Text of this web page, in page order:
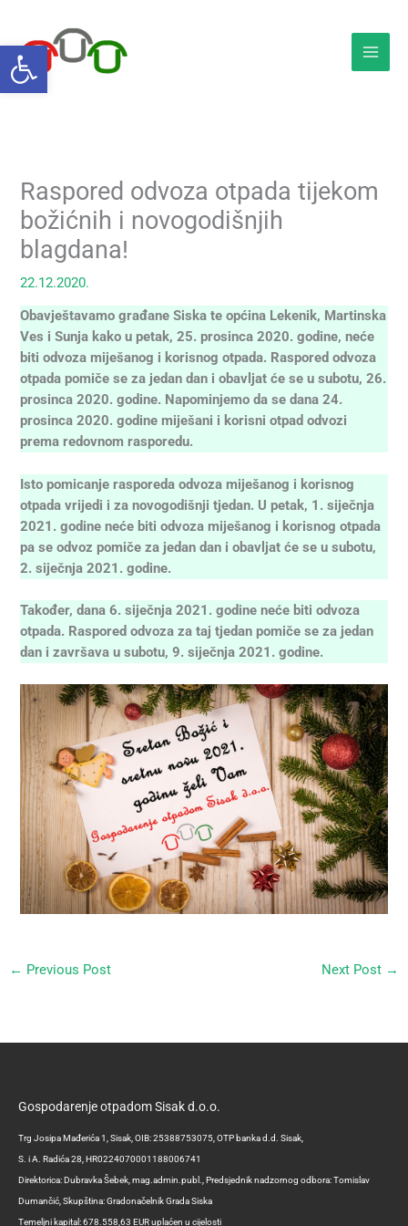
Open toolbar
content
Raspored odvoza otpada tijekom
božićnih i novogodišnjih
blagdana!
22.12.2020.
Obavještavamo građane Siska te općina Lekenik, Martinska
Ves i Sunja kako u petak, 25. prosinca 2020. godine, neće
biti odvoza miješanog i korisnog otpada. Raspored odvoza
otpada pomiče se za jedan dan i obavljat će se u subotu, 26.
prosinca 2020. godine. Napominjemo da se dana 24.
prosinca 2020. godine miješani i korisni otpad odvozi
prema redovnom rasporedu.
Isto pomicanje rasporeda odvoza miješanog i korisnog
otpada vrijedi i za novogodišnji tjedan. U petak, 1. siječnja
2021. godine neće biti odvoza miješanog i korisnog otpada
pa se odvoz pomiče za jedan dan i obavljat će se u subotu,
2. siječnja 2021. godine.
Također, dana 6. siječnja 2021. godine neće biti odvoza
otpada. Raspored odvoza za taj tjedan pomiče se za jedan
dan i završava u subotu, 9. siječnja 2021. godine.
← Previous Post Next Post →
Gospodarenje otpadom Sisak d.o.o.
Trg Josipa Mađerića 1, Sisak, OIB: 25388753075, OTP banka d.d. Sisak,
S. i A. Radića 28, HR0224070001188006741
Direktorica: Dubravka Šebek, mag.admin.publ., Predsjednik nadzornog odbora: Tomislav
Dumančić, Skupština: Gradonačelnik Grada Siska
Temeljni kapital: 678.558,63 EUR uplaćen u cijelosti